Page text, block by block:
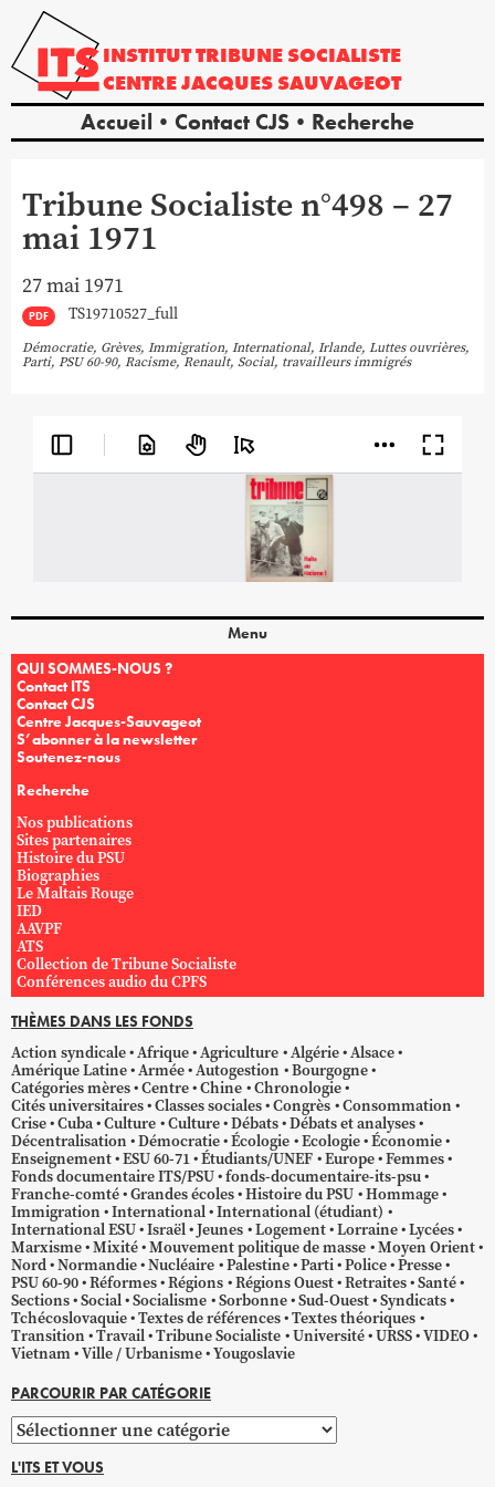
INSTITUTTRIBUNE SOCIALISTE
CENTREJACQUES SAUVAGEOT
Accueil Contact CJS Recherche
Tribune Socialiste n°498 – 27
mai 1971
27 mai 1971
PDF TS19710527_full
Démocratie, Grèves, Immigration, International, Irlande, Luttes ouvrières,
Parti, PSU 60-90, Racisme, Renault, Social, travailleurs immigrés
Menu
QUI SOMMES-NOUS ?
Contact ITS
Contact CJS
Centre Jacques-Sauvageot
S’abonner à la newsletter
Soutenez-nous
Recherche
Nos publications
Sites partenaires
Histoire du PSU
Biographies
Le Maltais Rouge
IED
AAVPF
ATS
Collection de Tribune Socialiste
Conférences audio du CPFS
THÈMES DANS LES FONDS
Action syndicale Afrique Agriculture Algérie Alsace
Amérique Latine Armée Autogestion
Bourgogne
Catégories mères Centre Chine Chronologie
Cités universitaires Classes sociales Congrès Consommation
Crise Cuba Culture Culture Débats Débats et analyses
Décentralisation Démocratie Écologie Ecologie Économie
Enseignement ESU 60-71 Étudiants/UNEF Europe Femmes
Fonds documentaire ITS/PSU fonds-documentaire-its-psu
Franche-comté Grandes écoles Histoire du PSU Hommage
Immigration International International (étudiant)
International ESU Israël Jeunes Logement Lorraine Lycées
Marxisme Mixité Mouvement politique de masse Moyen Orient
Nord Normandie Nucléaire Palestine Parti Police Presse
PSU 60-90 Réformes Régions Régions Ouest Retraites Santé
Sections Social Socialisme Sorbonne Sud-Ouest Syndicats
Tchécoslovaquie Textes de références Textes théoriques
Transition Travail Tribune Socialiste Université URSS VIDEO
Vietnam Ville / Urbanisme Yougoslavie
PARCOURIR PAR CATÉGORIE
Parcourir
par
catégorie
L'ITS ET VOUS